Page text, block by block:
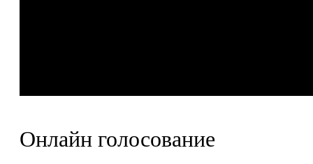
Онлайн голосование